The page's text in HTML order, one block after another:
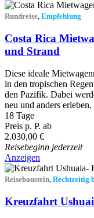
Rundreise Empfehlung
Costa Rica
und Strand
Diese ideale
in den tropischen
den Pazifik. Dabei
neu und anders erleben.
18 Tage
Preis p. P. ab
2.030,00 €
Reisebeginn jederzeit
Anzeigen
Reisebaustein, Rechtzeitig
Kreuzfahrt